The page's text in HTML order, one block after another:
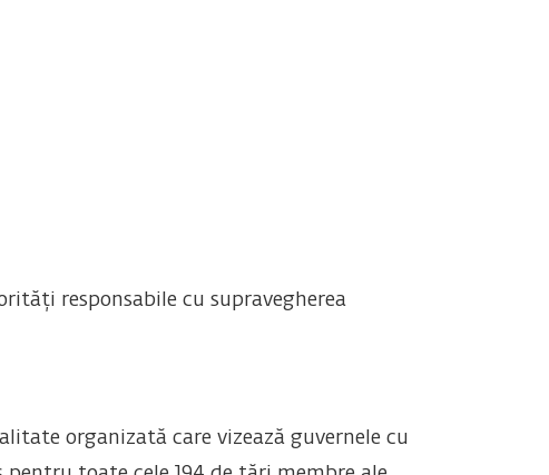
responsabile cu supravegherea
organizată care vizează guvernele cu